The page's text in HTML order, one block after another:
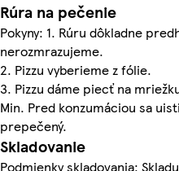
Rúra na pečenie
Pokyny: 1. Rúru dôkladne
nerozmrazujeme.
2. Pizzu vyberieme z fólie.
3. Pizzu dáme piecť na
Min. Pred konzumáciou sa
prepečený.
Skladovanie
Podmienky skladovania: